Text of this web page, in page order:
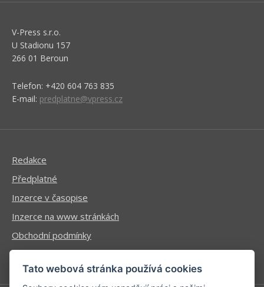
V-Press s.r.o.
U Stadionu 157
266 01 Beroun
Telefon: +420 604 763 835
E-mail: predplatne@vpress.cz
Redakce
Předplatné
Inzerce v časopise
Inzerce na www stránkách
Obchodní podmínky
Ochrana osobních údajů
Tato webová stránka používá cookies